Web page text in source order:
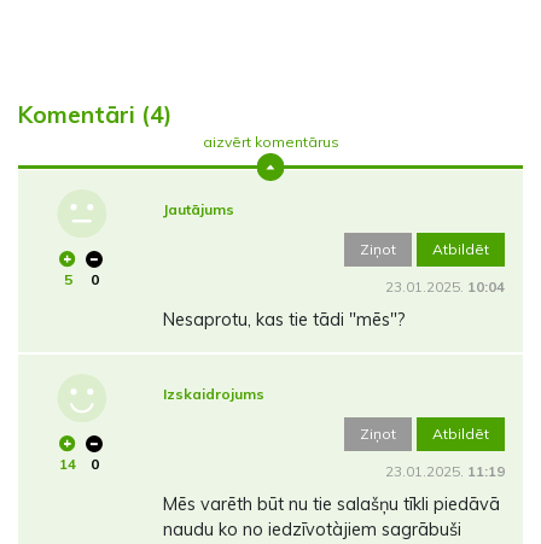
Komentāri (4)
aizvērt komentārus
5 0
Jautājums
Ziņot Atbildēt
23.01.2025. 10:04
Nesaprotu, kas tie tādi "mēs"?
14 0
Izskaidrojums
Ziņot Atbildēt
23.01.2025. 11:19
Mēs varēth būt nu tie salašņu tīkli piedāvā
naudu ko no iedzīvotàjiem sagrābuši